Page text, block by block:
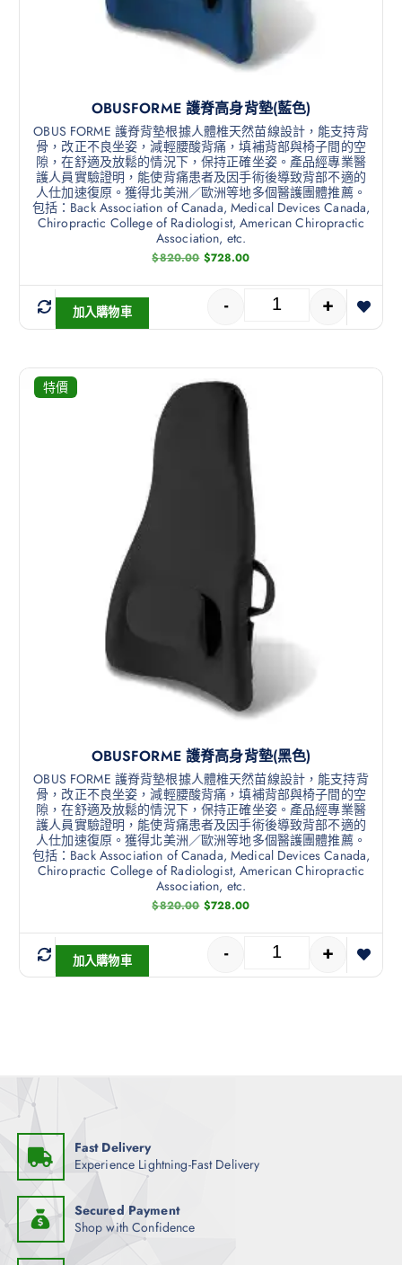
OBUSFORME 護脊高身背墊(藍色)
OBUS FORME 護脊背墊根據人體椎天然苗線設計，能支持背
骨，改正不良坐姿，減輕腰酸背痛，填補背部與椅子間的空
隙，在舒適及放鬆的情況下，保持正確坐姿。產品經專業醫
護人員實驗證明，能使背痛患者及因手術後導致背部不適的
人仕加速復原。獲得北美洲／歐洲等地多個醫護團體推薦。
包括：Back Association of Canada, Medical Devices Canada,
Chiropractic College of Radiologist, American Chiropractic
Association, etc.
$820.00 $728.00
- +
加入購物車
特價
OBUSFORME 護脊高身背墊(黑色)
OBUS FORME 護脊背墊根據人體椎天然苗線設計，能支持背
骨，改正不良坐姿，減輕腰酸背痛，填補背部與椅子間的空
隙，在舒適及放鬆的情況下，保持正確坐姿。產品經專業醫
護人員實驗證明，能使背痛患者及因手術後導致背部不適的
人仕加速復原。獲得北美洲／歐洲等地多個醫護團體推薦。
包括：Back Association of Canada, Medical Devices Canada,
Chiropractic College of Radiologist, American Chiropractic
Association, etc.
$820.00 $728.00
- +
加入購物車
Fast Delivery
Experience Lightning-Fast Delivery
Secured Payment
Shop with Confidence